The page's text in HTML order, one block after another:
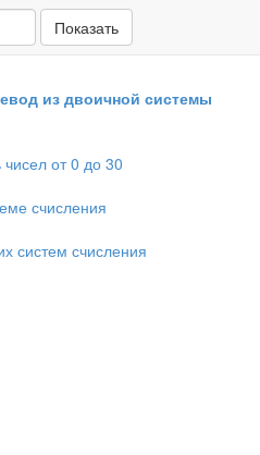
Показать
из двоичной системы
от 0 до 30
счисления
систем счисления